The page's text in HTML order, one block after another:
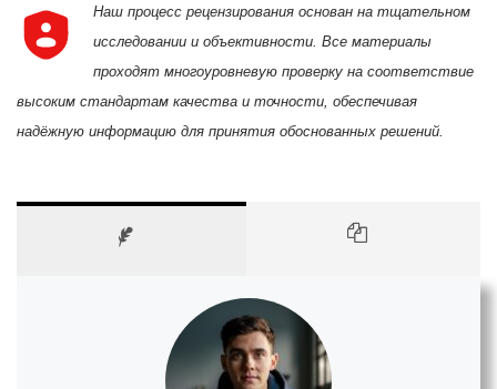
Наш процесс рецензирования основан на тщательном
исследовании и объективности. Все материалы
проходят многоуровневую проверку на соответствие
высоким стандартам качества и точности, обеспечивая
надёжную информацию для принятия обоснованных решений.